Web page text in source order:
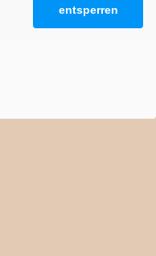
entsperren